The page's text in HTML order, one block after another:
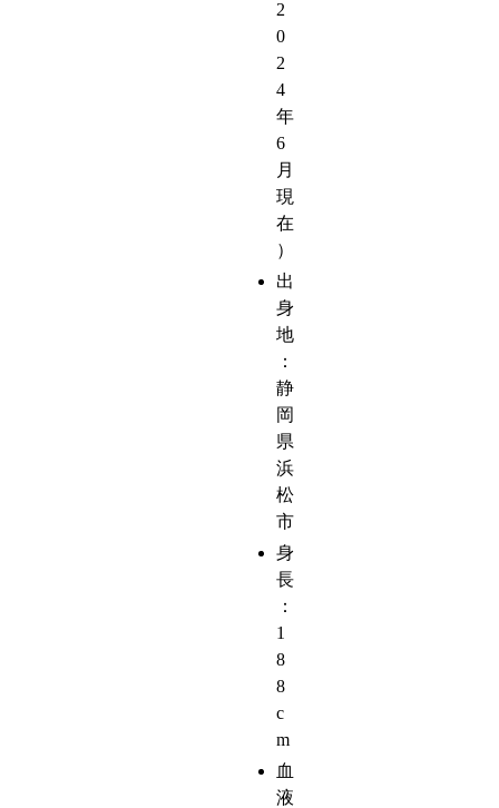
2
0
2
4
年
6
月
現
在
）
出
身
地
：
静
岡
県
浜
松
市
身
長
：
1
8
8
c
m
血
液